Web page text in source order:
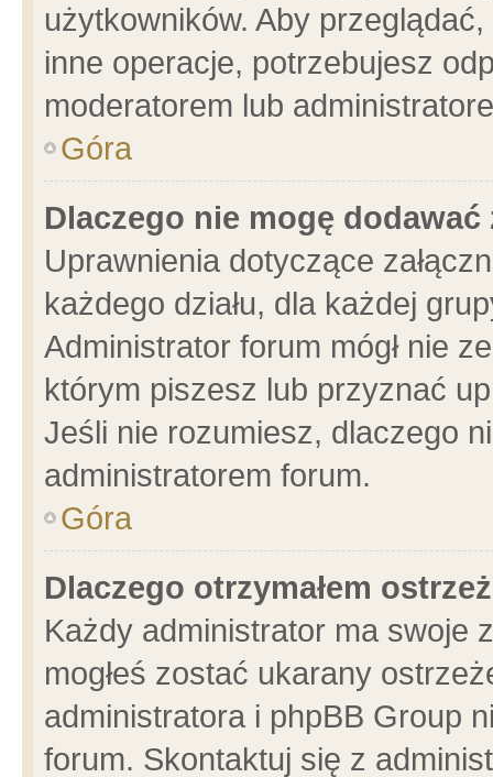
użytkowników. Aby
inne operacje, potrzebujesz
moderatorem lub
Góra
Dlaczego nie mogę dodawać
Uprawnienia dotyczące
każdego działu, dla każdej
Administrator forum mógł nie
którym piszesz lub przyznać
Jeśli nie rozumiesz, dlaczego
administratorem forum.
Góra
Dlaczego otrzymałem
Każdy administrator ma swoje
mogłeś zostać ukarany
administratora i phpBB Group
forum. Skontaktuj się z